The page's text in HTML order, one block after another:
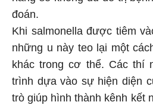
đoán.
Khi salmonella được tiêm
những u này teo lại một
khác trong cơ thể. Các thí
trình dựa vào sự hiện diện
trò giúp hình thành kênh kết